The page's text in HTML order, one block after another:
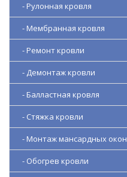
- Рулонная кровля
- Мембранная кровля
- Ремонт кровли
- Демонтаж кровли
- Балластная кровля
- Стяжка кровли
- Монтаж мансардных окон
- Обогрев кровли